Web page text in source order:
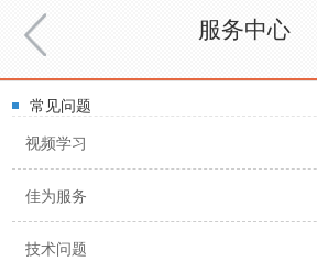
服务中心
常见问题
视频学习
佳为服务
技术问题